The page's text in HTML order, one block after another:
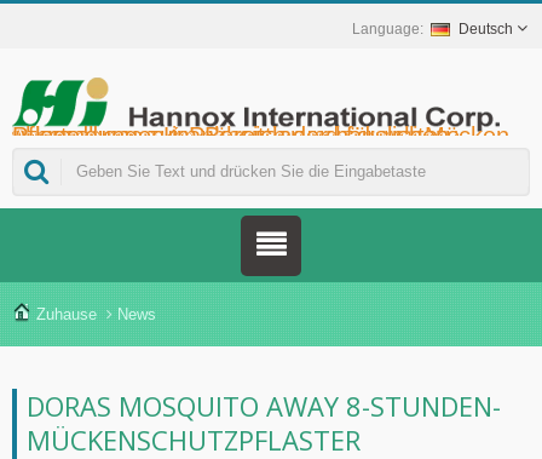
Deutsch
Hannox International Corp. - Wir unterstützen Importeure, Großhändler, Distributoren und Marken im Gesundheitswesen bei der Markteinführung von medikamentenfreien Wund- und Schleimhautpflegeprodukten für Mundgeschwüre, die unterstützende Krebstherapie, den Hautschutz, die Nasenschleimhautpflege und die Wundversorgung zu Hause. Darüber hinaus bieten wir ein breiteres Spektrum an Medizinprodukten zur Diabetesprävention und -behandlung, zur Prävention von durch Mücken übertragenen Krankheiten und für weitere Anwendungen im Bereich der häuslichen Pflege.
Zuhause News
DORAS MOSQUITO AWAY 8-STUNDEN-
MÜCKENSCHUTZPFLASTER